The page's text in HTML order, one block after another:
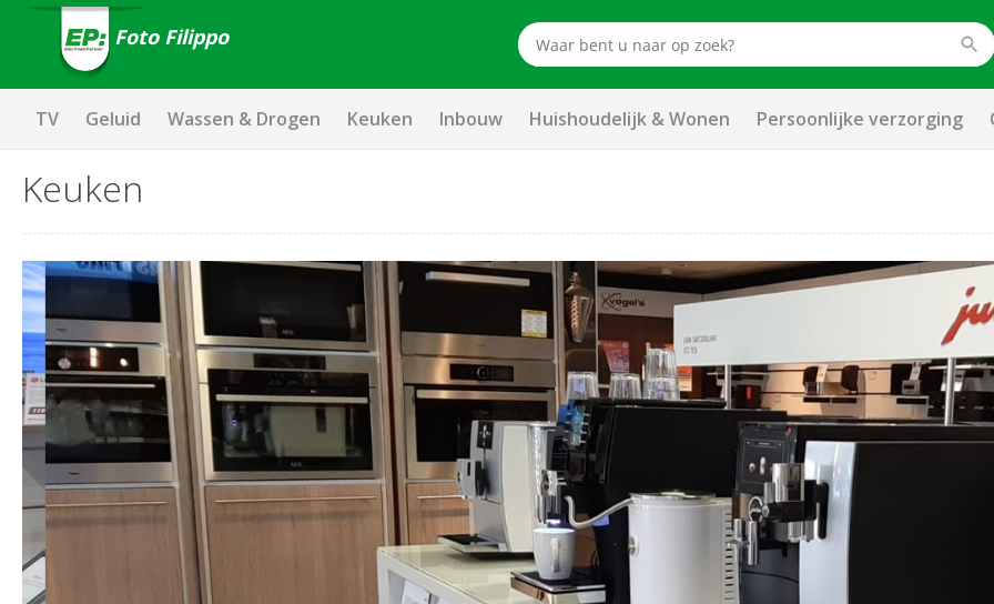
Foto Filippo
TV Geluid Wassen & Drogen Keuken Inbouw Huishoudelijk & Wonen Persoonlijke verzorging
Keuken